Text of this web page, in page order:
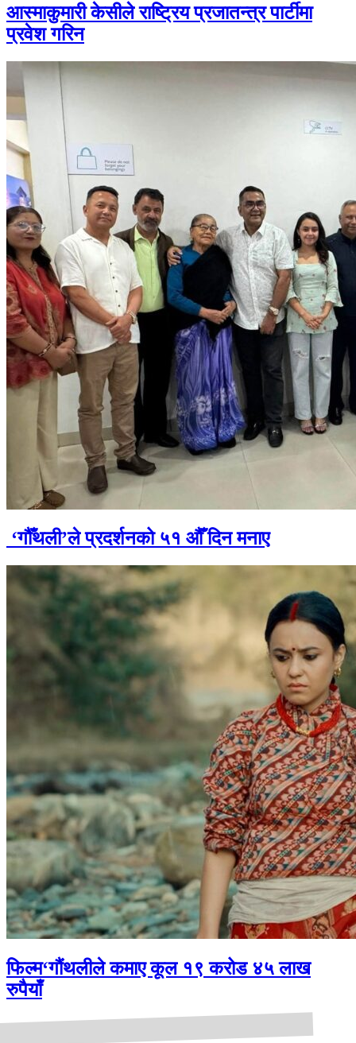
आस्माकुमारी केसीले राष्ट्रिय प्रजातन्त्र पार्टीमा
प्रवेश गरिन
‘गौँथली’ले प्रदर्शनको ५१ औँ दिन मनाए
फिल्म‘गौंथलीले कमाए कूल १९ करोड ४५ लाख
रुपैयाँ